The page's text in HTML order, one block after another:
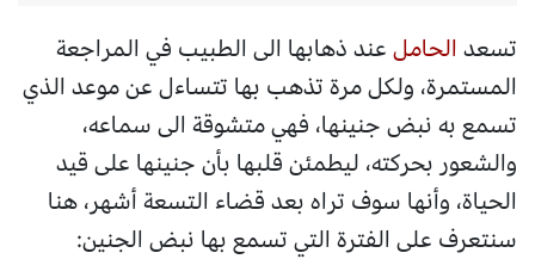
تسعدالحاملعند ذهابها الى الطبيب في المراجعة
المستمرة، ولكل مرة تذهب بها تتساءل عن موعد الذي
تسمع به نبض جنينها، فهي متشوقة الى سماعه،
والشعور بحركته، ليطمئن قلبها بأن جنينها على قيد
الحياة، وأنها سوف تراه بعد قضاء التسعة أشهر، هنا
سنتعرف على الفترة التي تسمع بها نبض الجنين: